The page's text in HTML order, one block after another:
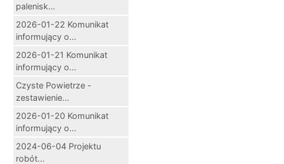
palenisk...
2026-01-22 Komunikat
informujący o...
2026-01-21 Komunikat
informujący o...
Czyste Powietrze -
zestawienie...
2026-01-20 Komunikat
informujący o...
2024-06-04 Projektu
robót...